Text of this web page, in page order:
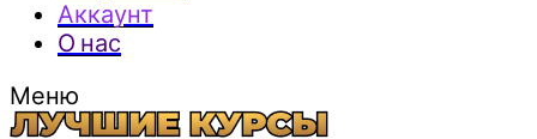
Аккаунт
О нас
Меню